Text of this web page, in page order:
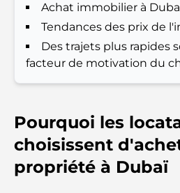
balade placée sous le
panoramas.
Meilleurs quartiers où vivre
découvrez les meilleures
chaque voyageur
Que faire dans le centre-
guide ultime
Achat immobilier à
Tendances des prix de
Des trajets plus rapides
facteur de motivation du
Pourquoi les
choisissent
propriété à Dubaï